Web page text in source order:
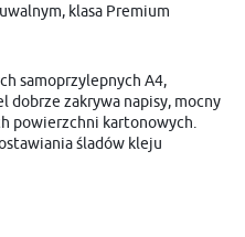
klasa Premium
samoprzylepnych A4,
dobrze zakrywa napisy, mocny
powierzchni kartonowych.
śladów kleju